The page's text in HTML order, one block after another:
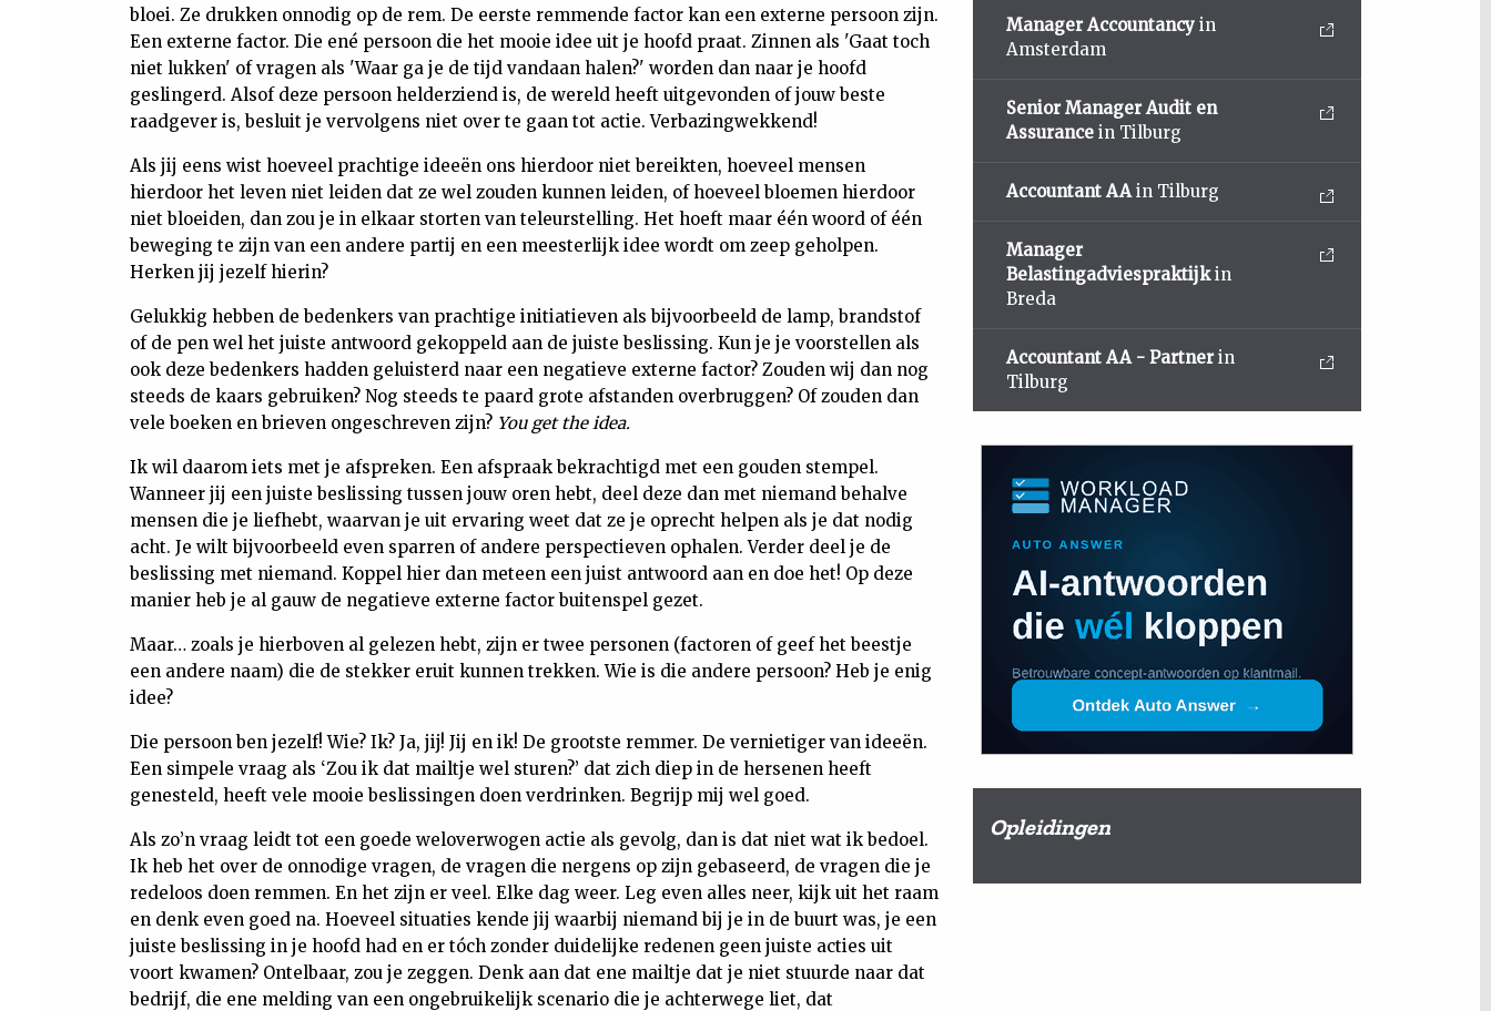
bloei. Ze drukken onnodig op de rem. De eerste remmende factor kan een externe persoon zijn.
Een externe factor. Die ené persoon die het mooie idee uit je hoofd praat. Zinnen als 'Gaat toch
niet lukken' of vragen als 'Waar ga je de tijd vandaan halen?' worden dan naar je hoofd
geslingerd. Alsof deze persoon helderziend is, de wereld heeft uitgevonden of jouw beste
raadgever is, besluit je vervolgens niet over te gaan tot actie. Verbazingwekkend!
Als jij eens wist hoeveel prachtige ideeën ons hierdoor niet bereikten, hoeveel mensen
hierdoor het leven niet leiden dat ze wel zouden kunnen leiden, of hoeveel bloemen hierdoor
niet bloeiden, dan zou je in elkaar storten van teleurstelling. Het hoeft maar één woord of één
beweging te zijn van een andere partij en een meesterlijk idee wordt om zeep geholpen.
Herken jij jezelf hierin?
Gelukkig hebben de bedenkers van prachtige initiatieven als bijvoorbeeld de lamp, brandstof
of de pen wel het juiste antwoord gekoppeld aan de juiste beslissing. Kun je je voorstellen als
ook deze bedenkers hadden geluisterd naar een negatieve externe factor? Zouden wij dan nog
steeds de kaars gebruiken? Nog steeds te paard grote afstanden overbruggen? Of zouden dan
vele boeken en brieven ongeschreven zijn? You get the idea.
Ik wil daarom iets met je afspreken. Een afspraak bekrachtigd met een gouden stempel.
Wanneer jij een juiste beslissing tussen jouw oren hebt, deel deze dan met niemand behalve
mensen die je liefhebt, waarvan je uit ervaring weet dat ze je oprecht helpen als je dat nodig
acht. Je wilt bijvoorbeeld even sparren of andere perspectieven ophalen. Verder deel je de
beslissing met niemand. Koppel hier dan meteen een juist antwoord aan en doe het! Op deze
manier heb je al gauw de negatieve externe factor buitenspel gezet.
Maar… zoals je hierboven al gelezen hebt, zijn er twee personen (factoren of geef het beestje
een andere naam) die de stekker eruit kunnen trekken. Wie is die andere persoon? Heb je enig
idee?
Die persoon ben jezelf! Wie? Ik? Ja, jij! Jij en ik! De grootste remmer. De vernietiger van ideeën.
Een simpele vraag als ‘Zou ik dat mailtje wel sturen?’ dat zich diep in de hersenen heeft
genesteld, heeft vele mooie beslissingen doen verdrinken. Begrijp mij wel goed.
Als zo’n vraag leidt tot een goede weloverwogen actie als gevolg, dan is dat niet wat ik bedoel.
Ik heb het over de onnodige vragen, de vragen die nergens op zijn gebaseerd, de vragen die je
redeloos doen remmen. En het zijn er veel. Elke dag weer. Leg even alles neer, kijk uit het raam
en denk even goed na. Hoeveel situaties kende jij waarbij niemand bij je in de buurt was, je een
juiste beslissing in je hoofd had en er tóch zonder duidelijke redenen geen juiste acties uit
voort kwamen? Ontelbaar, zou je zeggen. Denk aan dat ene mailtje dat je niet stuurde naar dat
bedrijf, die ene melding van een ongebruikelijk scenario die je achterwege liet, dat
Manager Accountancy in
Amsterdam
Senior Manager Audit en
Assurance in Tilburg
Accountant AAin Tilburg
Manager
Belastingadviespraktijkin
Breda
Accountant AA - Partner in
Tilburg
Opleidingen